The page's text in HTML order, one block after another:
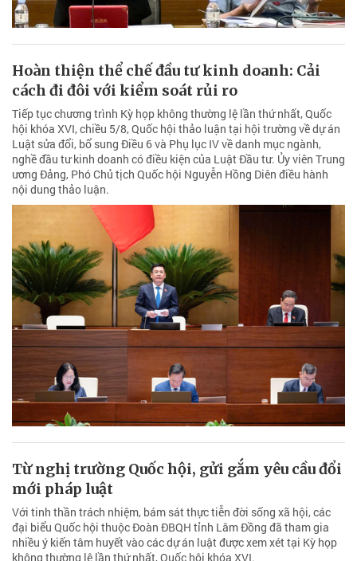
Hoàn thiện thể chế đầu tư kinh doanh: Cải
cách đi đôi với kiểm soát rủi ro
Tiếp tục chương trình Kỳ họp không thường lệ lần thứ nhất, Quốc
hội khóa XVI, chiều 5/8, Quốc hội thảo luận tại hội trường về dự án
Luật sửa đổi, bổ sung Điều 6 và Phụ lục IV về danh mục ngành,
nghề đầu tư kinh doanh có điều kiện của Luật Đầu tư. Ủy viên Trung
ương Đảng, Phó Chủ tịch Quốc hội Nguyễn Hồng Diên điều hành
nội dung thảo luận.
Từ nghị trường Quốc hội, gửi gắm yêu cầu đổi
mới pháp luật
Với tinh thần trách nhiệm, bám sát thực tiễn đời sống xã hội, các
đại biểu Quốc hội thuộc Đoàn ĐBQH tỉnh Lâm Đồng đã tham gia
nhiều ý kiến tâm huyết vào các dự án luật được xem xét tại Kỳ họp
không thường lệ lần thứ nhất, Quốc hội khóa XVI.